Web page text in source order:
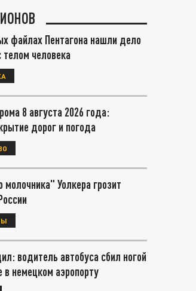
файлах Пентагона нашли дело
человека
8 августа 2026 года:
дорог и погода
молочника" Уолкера грозит
водитель автобуса сбил ногой
немецком аэропорту